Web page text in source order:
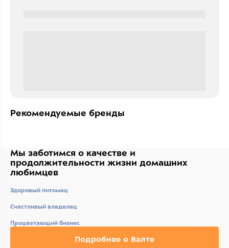
Рекомендуемые бренды
Мы заботимся о качестве и
продолжительности жизни домашних
любимцев
Здоровый питомец
Счастливый владелец
Процветающий бизнес
Подробнее о Валте